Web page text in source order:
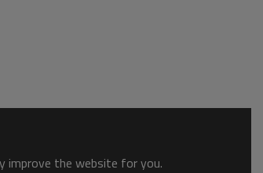
improve the website for you.